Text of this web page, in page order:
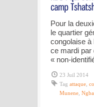
Pour la
le quartier
congolaise à
ce mardi par
« non-
23 Juil 2014
Tag attaque
Munene